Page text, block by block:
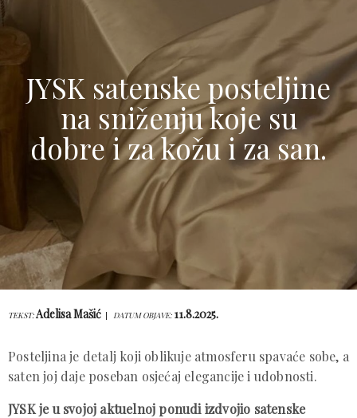
JYSK satenske posteljine
na sniženju koje su
dobre i za kožu i za san.
TEKST:Adelisa Mašić DATUM OBJAVE: 11.8.2025.
Posteljina je detalj koji oblikuje atmosferu spavaće sobe, a
saten joj daje poseban osjećaj elegancije i udobnosti.
JYSK je u svojoj aktuelnoj ponudi izdvojio satenske